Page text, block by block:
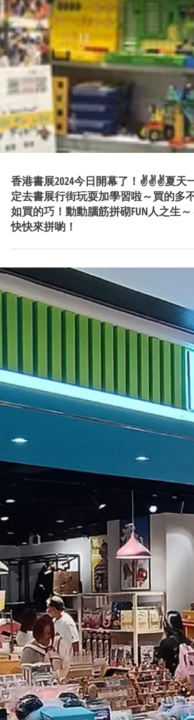
香港書展2024今日開幕了！✌️✌️✌️夏天一
定去書展行街玩耍加學習啦～買的多不
如買的巧！動動腦筋拼砌FUN人之生～
快快來拼喲！